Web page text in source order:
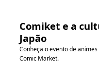
Comiket e a
Japão
Conheça o evento de
Comic Market.